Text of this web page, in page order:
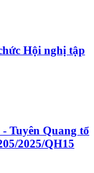
Hội nghị tập
Tuyên Quang tổ
2025/QH15